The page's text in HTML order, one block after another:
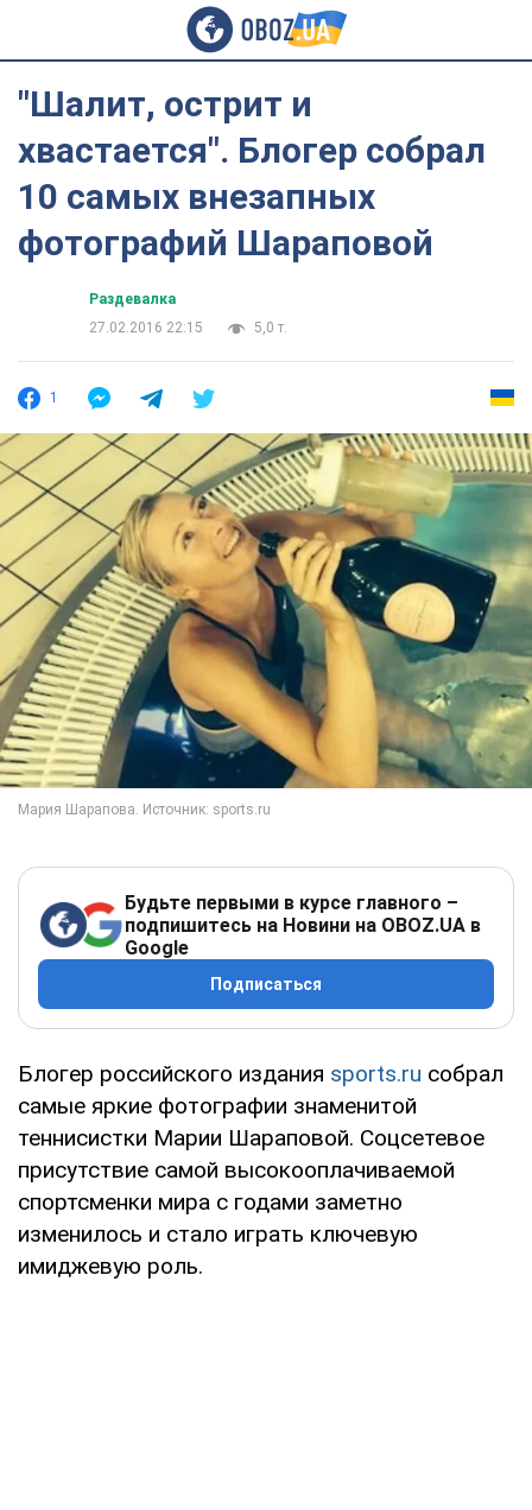
"Шалит, острит и
хвастается". Блогер собрал
10 самых внезапных
фотографий Шараповой
Раздевалка
27.02.2016 22:15
5,0 т.
1
Будьте первыми в курсе главного –
подпишитесь на Новини на OBOZ.UA в
Google
Подписаться
Блогер российского издания sports.ru собрал
самые яркие фотографии знаменитой
теннисистки Марии Шараповой. Соцсетевое
присутствие самой высокооплачиваемой
спортсменки мира с годами заметно
изменилось и стало играть ключевую
имиджевую роль.